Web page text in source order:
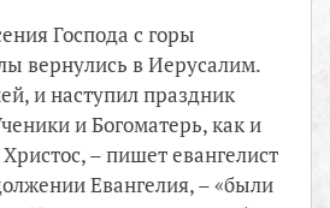
Господа с горы
вернулись в Иерусалим.
и наступил праздник
и Богоматерь, как и
– пишет евангелист
Евангелия, – «были